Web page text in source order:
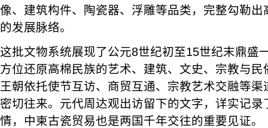
像、建筑构件、陶瓷器、浮雕等品类，完整勾勒
的发展脉络。
这批文物系统展现了公元8世纪初至15世纪末鼎盛
方位还原高棉民族的艺术、建筑、文史、宗教与
王朝依托使节互访、商贸互通、宗教艺术交融等
密切往来。元代周达观出访留下的文字，详实记
情，中柬古瓷贸易也是两国千年交往的重要见证。